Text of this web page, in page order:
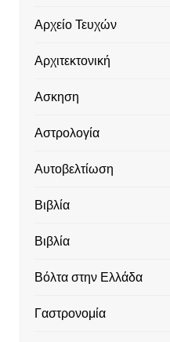
Αρχείο Τευχών
Αρχιτεκτονική
Ασκηση
Αστρολογία
Αυτοβελτίωση
Βιβλία
Βιβλία
Βόλτα στην Ελλάδα
Γαστρονομία